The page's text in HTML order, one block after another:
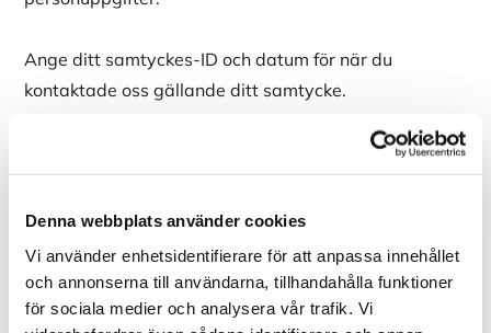
Denna webbplats använder cookies
Vi använder enhetsidentifierare för att anpassa innehållet
och annonserna till användarna, tillhandahålla funktioner
för sociala medier och analysera vår trafik. Vi
Ange ditt samtyckes-ID och datum för när du
kontaktade oss gällande ditt samtycke.
Ditt nuvarande tillstånd: Avvisa.
Ändra ditt medgivande
Cookie-deklaration uppdaterades senast 26/07/2026